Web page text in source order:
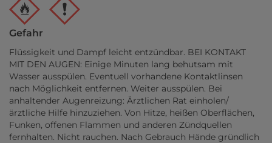
Gefahr
Flüssigkeit und Dampf leicht entzündbar. BEI KONTAKT
MIT DEN AUGEN: Einige Minuten lang behutsam mit
Wasser ausspülen. Eventuell vorhandene Kontaktlinsen
nach Möglichkeit entfernen. Weiter ausspülen. Bei
anhaltender Augenreizung: Ärztlichen Rat einholen/
ärztliche Hilfe hinzuziehen. Von Hitze, heißen Oberflächen,
Funken, offenen Flammen und anderen Zündquellen
fernhalten. Nicht rauchen. Nach Gebrauch Hände gründlich